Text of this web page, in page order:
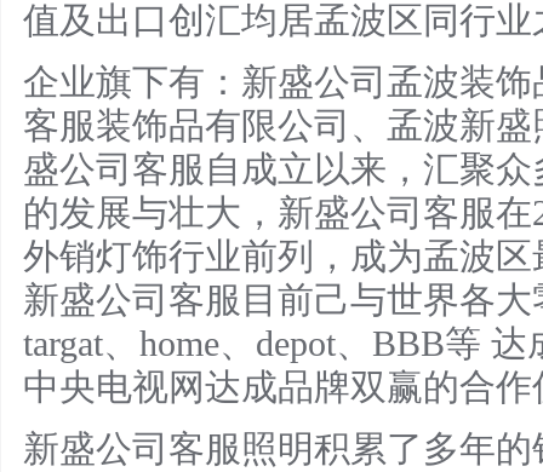
值及出口创汇均居孟波区同行业
企业旗下有： 新盛公司孟波装饰
客服装饰品有限公司、孟波新
盛公司客服 自成立以来，汇聚
的发展与壮大， 新盛公司客服在
外销灯饰行业前列，成为孟波
新盛公司客服 目前己与世界各
targat、home、depot、BBB等
中央电视网达成品牌双赢的合作
新盛公司客服照明积累了多年